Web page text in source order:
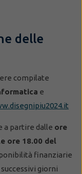
delle
compilate
e
a partire dalle ore
ore 18.00 del
finanziarie
giorni